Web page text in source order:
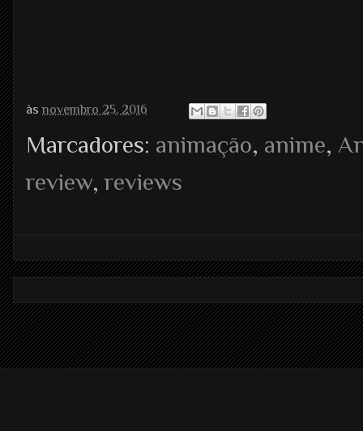
àsnovembro 25, 2016
Marcadores: animação, anime,
review,reviews